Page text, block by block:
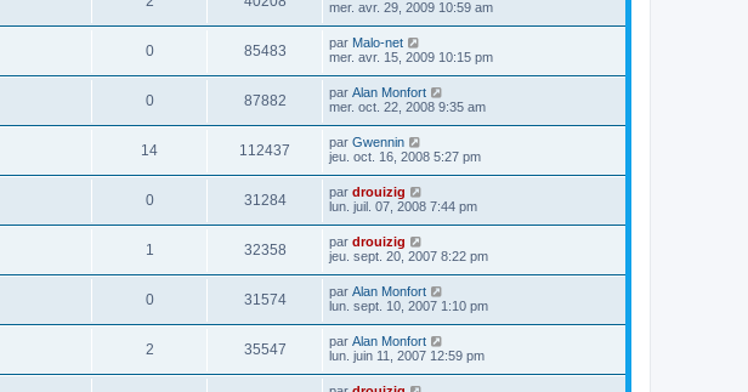
mer. avr. 29, 2009 10:59 am
0 85483 par Malo-net
mer. avr. 15, 2009 10:15 pm
0 87882 par Alan Monfort
mer. oct. 22, 2008 9:35 am
14 112437 par Gwennin
jeu. oct. 16, 2008 5:27 pm
0 31284 par drouizig
lun. juil. 07, 2008 7:44 pm
1 32358 par drouizig
jeu. sept. 20, 2007 8:22 pm
0 31574 par Alan Monfort
lun. sept. 10, 2007 1:10 pm
2 35547 par Alan Monfort
lun. juin 11, 2007 12:59 pm